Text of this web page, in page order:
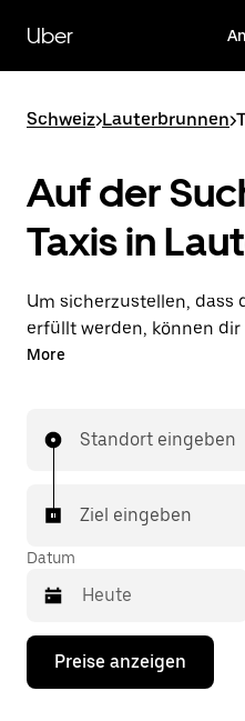
zum
Hauptinhalt
Uber
Schweiz>Lauterbrunnen>
Auf der
Taxis in
Um sicherzustellen, dass
erfüllt werden, können
lizenzierte
Preise, die du von UberX
In einigen Städten der
Uber App gezielt ein Taxi
sein möchtest, dass dir
zugewiesen wird.
More
Standort eingeben
Ziel eingeben
Datum
Drücke
Nach-
Preise anzeigen